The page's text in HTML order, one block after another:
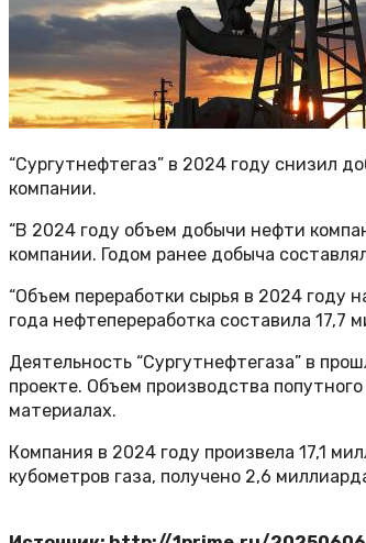
“Сургутнефтегаз” в 2024 году снизил
компании.
“В 2024 году объем добычи нефти
компании. Годом ранее добыча
“Объем переработки сырья в 2024 году
года нефтепереработка составила 17,7
Деятельность “Сургутнефтегаза” в
проекте. Объем производства
материалах.
Компания в 2024 году произвела 17,1
кубометров газа, получено 2,6